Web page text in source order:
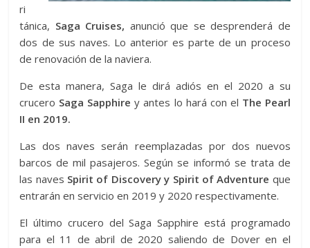
ri
tánica, Saga Cruises, anunció que se desprenderá de
dos de sus naves. Lo anterior es parte de un proceso
de renovación de la naviera.
De esta manera, Saga le dirá adiós en el 2020 a su
crucero Saga Sapphire y antes lo hará con el The Pearl
II en 2019.
Las dos naves serán reemplazadas por dos nuevos
barcos de mil pasajeros. Según se informó se trata de
las naves Spirit of Discovery y Spirit of Adventure que
entrarán en servicio en 2019 y 2020 respectivamente.
El último crucero del Saga Sapphire está programado
para el 11 de abril de 2020 saliendo de Dover en el